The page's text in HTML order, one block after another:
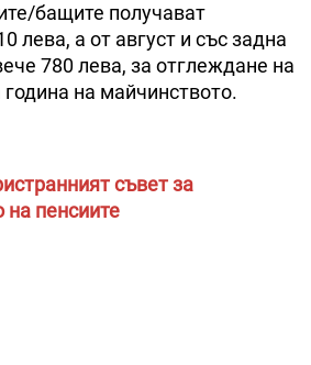
бащите получават
лева, а от август и със задна
780 лева, за отглеждане на
на майчинството.
съвет за
на пенсиите